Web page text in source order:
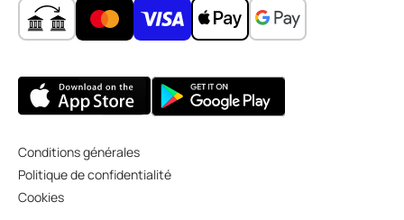
Conditions générales
Politique de confidentialité
Cookies